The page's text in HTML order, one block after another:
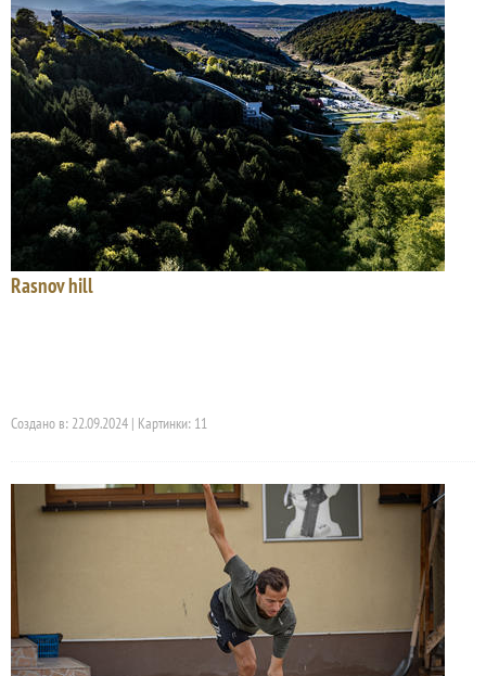
Rasnov hill
Создано в: 22.09.2024 | Картинки: 11